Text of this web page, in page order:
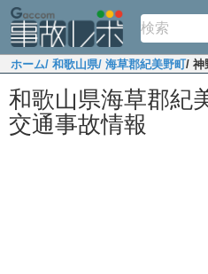
ホーム/ 和歌山県/ 海草郡紀美野町/ 神
和歌山県海草郡紀
交通事故情報